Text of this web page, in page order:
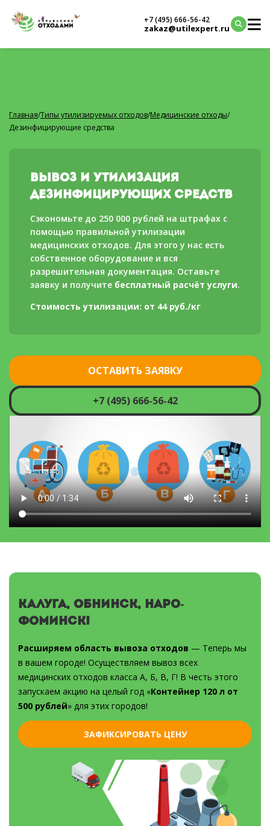
+7 (495) 666-56-42
zakaz@utilexpert.ru
Главная/Типы утилизируемых отходов/Медицинские отходы/
Дезинфицирующие средства
Вывоз и утилизация
дезинфицирующих средств
Сэкономьте до 250 000 рублей на штрафах с
помощью правильной утилизации
медицинских отходов. Для этого у нас есть
собственное оборудование и вся
разрешительная документация. Оставьте
заявку и получите бесплатный расчёт услуги.
Стоимость утилизации: от 44 руб./кг
ОСТАВИТЬ ЗАЯВКУ
+7 (495) 666-56-42
Калуга, Обнинск, Наро-
Фоминск!
Расширяем область вывоза отходов — Теперь мы
в вашем городе! Осуществляем вывоз всех
медицинских отходов класса А, Б, В, Г! В честь этого
запускаем акцию на целый год «Контейнер 120 л от
500 рублей» для этих городов!
ЗАФИКСИРОВАТЬ ЦЕНУ